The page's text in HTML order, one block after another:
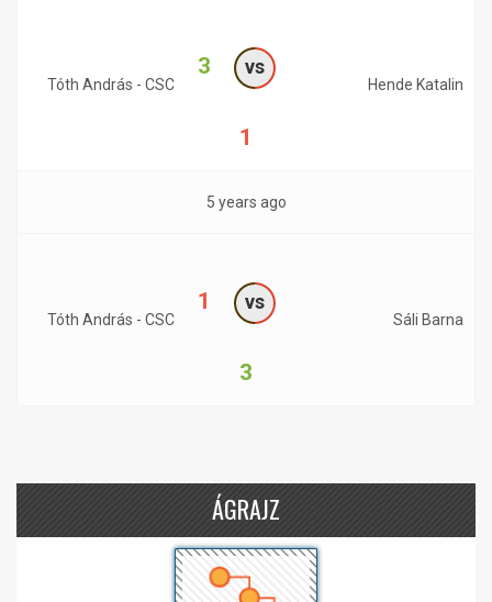
Tóth András - CSC
3 vs
1
Hende Katalin
5 years ago
Tóth András - CSC
1 vs
3
Sáli Barna
ÁGRAJZ